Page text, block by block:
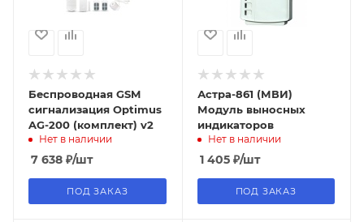
Беспроводная GSM
сигнализация Optimus
AG-200 (комплект) v2
Нет в наличии
7 638 ₽/шт
ПОД ЗАКАЗ
Астра-861 (МВИ)
Модуль выносных
индикаторов
Нет в наличии
1 405₽/шт
ПОД ЗАКАЗ